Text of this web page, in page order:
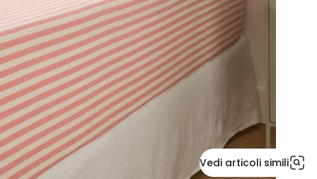
Vedi articoli simili